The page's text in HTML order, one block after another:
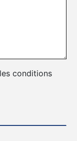
conditions